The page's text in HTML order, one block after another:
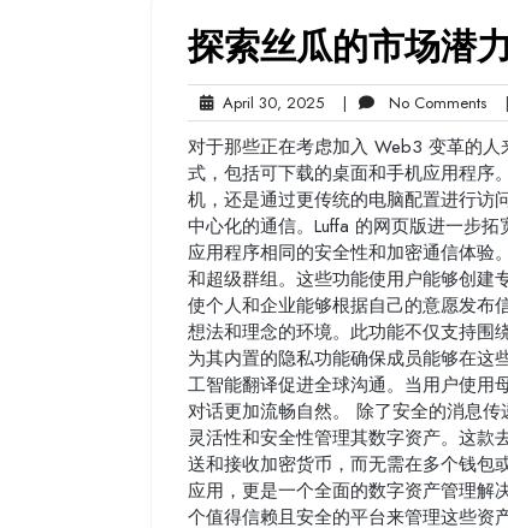
探索丝瓜的市场潜
April 30, 2025April
30,
2025
| No CommentsNo |
对于那些正在考虑加入 Web3 变革的
式，包括可下载的桌面和手机应用程序
机，还是通过更传统的电脑配置进行访
中心化的通信。Luffa 的网页版进一步
应用程序相同的安全性和加密通信体验
和超级群组。这些功能使用户能够创建
使个人和企业能够根据自己的意愿发布
想法和理念的环境。此功能不仅支持围
为其内置的隐私功能确保成员能够在这
工智能翻译促进全球沟通。当用户使用
对话更加流畅自然。 除了安全的消息
灵活性和安全性管理其数字资产。这款
送和接收加密货币，而无需在多个钱包
应用，更是一个全面的数字资产管理解
个值得信赖且安全的平台来管理这些资